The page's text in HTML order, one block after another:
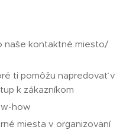
naše kontaktné miesto/
ti pomôžu napredovať v
k zákazníkom
how
miesta v organizovaní